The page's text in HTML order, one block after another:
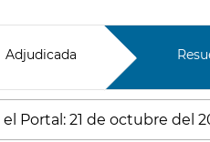
Adjudicada
Portal: 21 de octubre del